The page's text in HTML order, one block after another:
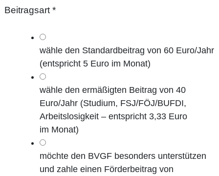
Bei­trags­art*
wäh­le den Stan­dard­bei­trag von 60 Euro/Jahr
(ent­spricht 5 Euro im Monat)
wäh­le den ermä­ßig­ten Bei­trag von 40
Euro/Jahr (Stu­di­um, FSJ/FÖJ/BUFDI,
Arbeits­lo­sig­keit – ent­spricht 3,33 Euro
im Monat)
möch­te den BVGF beson­ders unter­stüt­zen
und zah­le einen För­der­bei­trag von